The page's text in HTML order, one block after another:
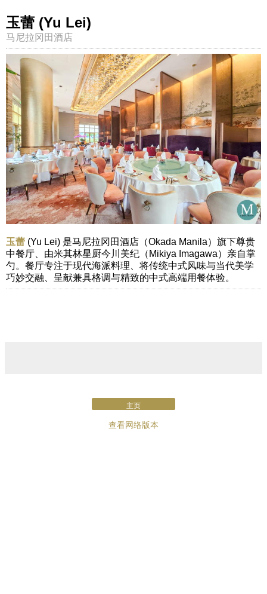
玉蕾 (Yu Lei)
马尼拉冈田酒店
玉蕾 (Yu Lei) 是马尼拉冈田酒店（Okada Manila）旗下尊贵
中餐厅、由米其林星厨今川美纪（Mikiya Imagawa）亲自掌
勺。餐厅专注于现代海派料理、将传统中式风味与当代美学
巧妙交融、呈献兼具格调与精致的中式高端用餐体验。
主页
查看网络版本